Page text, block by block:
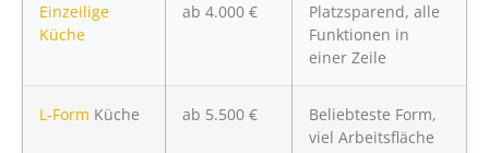
Einzeilige
Küche
ab 4.000 €
Platzsparend, alle
Funktionen in
einer Zeile
L-Form Küche ab 5.500 €
Beliebteste Form,
viel Arbeitsfläche